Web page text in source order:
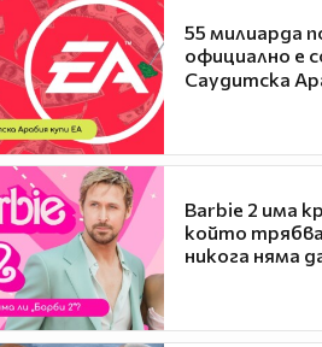
55 милиарда
официално е
Саудитска
Barbie 2 има
който трябва
никога няма